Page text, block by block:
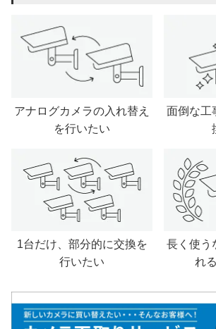
アナログカメラの入れ替え
を行いたい
面倒な工
1台だけ、部分的に交換を
行いたい
長く使う
れ